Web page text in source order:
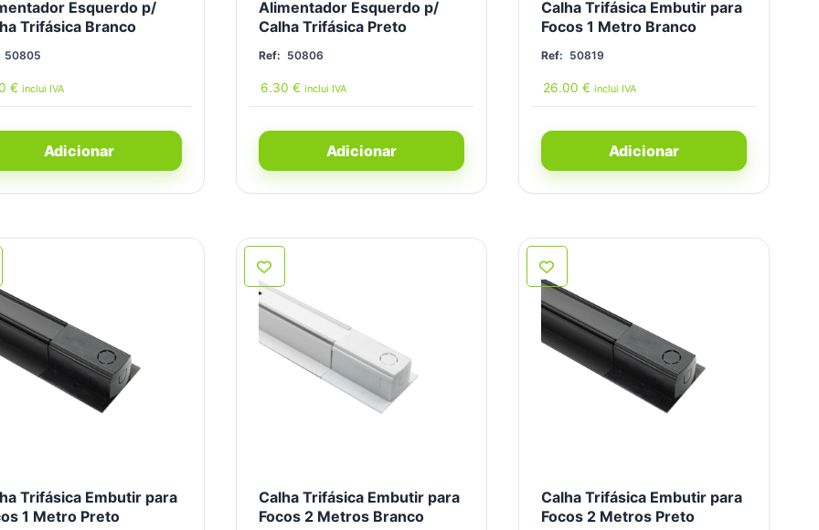
Esquerdo p/
Trifásica Branco
50805
€ inclui IVA
Adicionar
Alimentador Esquerdo p/
Calha Trifásica Preto
Ref: 50806
6.30 € inclui IVA
Adicionar
Calha Trifásica Embutir para
Focos 1 Metro Branco
Ref: 50819
26.00 € inclui IVA
Adicionar
Trifásica Embutir para
1 Metro Preto
Calha Trifásica Embutir para
Focos 2 Metros Branco
Calha Trifásica Embutir para
Focos 2 Metros Preto